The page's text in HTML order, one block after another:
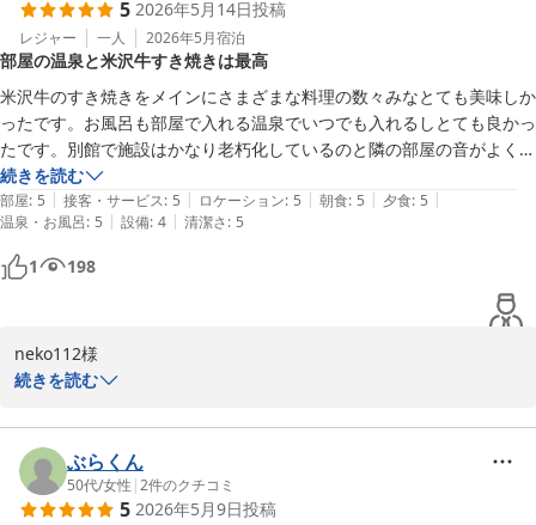
れるよう、更なるおもてなしの向上に努めてまいります。
小野川の地は、これからの季節、しっとりとした闇夜を蛍の光が舞
う幻想的な初夏を迎えます。ぜひまた、季節を変えて心休まるひと
ときをお過ごしに当館へお越しくださいませ。お客様とわんちゃん
に再びお会いできる日を、スタッフ一同、心よりお待ち申し上げて
小野川温泉 名湯の宿 吾妻荘
2026-06-15
広々とした客室で愛犬が楽しそうに過ごされていたご様子を伺い、
私共も大変微笑ましく、安堵の思いで拝読いたしました。当館自慢
の米沢牛のすき焼きをはじめとするお料理の味やボリューム、さら
にはスタッフの対応や温泉に至るまで、数々のお褒めの言葉を頂戴
し、大変光栄に存じます。日頃の喧騒を離れ、名湯と地元の味覚を
心ゆくまでご堪能いただけましたならば、これに勝る喜びはござい
ません。
しかしながら、客室の冷蔵庫の作動音につきまして、ご就寝時に大
変なご不快の念をおかけし、なかなか寝付けなかったとのこと、誠
に申し訳なく真摯に受け止めております。せっかくのご滞在に水を
差す結果となりましたこと、深くお詫び申し上げます。ご指摘いた
だきました冷蔵庫につきましては、直ちに点検・修理を行い、必要
に応じて速やかに機器の交換等の対応を進めてまいる所存でござい
ます。このような難点があったにもかかわらず、また伺いたいとの
の念でいっぱいでございます。
小野川はこれからの季節、しっとりとした闇夜を蛍の光が舞う幻想
的な風景へと移ろってまいります。ぜひまた、愛犬と共に心安らぐ
5 2026年5月14日投稿
レジャー 一人 2026年5月宿泊
部屋の温泉と米沢牛すき焼きは最高
米沢牛のすき焼きをメインにさまざまな料理の数々みなとても美味しか
ったです。お風呂も部屋で入れる温泉でいつでも入れるしとても良かっ
たです。別館で施設はかなり老朽化しているのと隣の部屋の音がよく聞
こえるのでそこは難点です。
続きを読む
部屋: 5 | 接客・サービス: 5 | ロケーション: 5 | 朝食: 5 | 夕食: 5 |
温泉・お風呂: 5 | 設備: 4 | 清潔さ: 5
1 198
neko112様
この度は小野川温泉 吾妻荘 別館吾妻園にご宿泊いただき、誠にあ
当館をお選びいただき、旅のひとときをお過ごしいただきましたこ
と、心より厚く御礼申し上げます。
お食事や客室の温泉につきまして最高とのこの上ないお褒めの言葉
続きを読む
ぶらくん
50代/女性 |2件のクチコミ
5 2026年5月9日投稿